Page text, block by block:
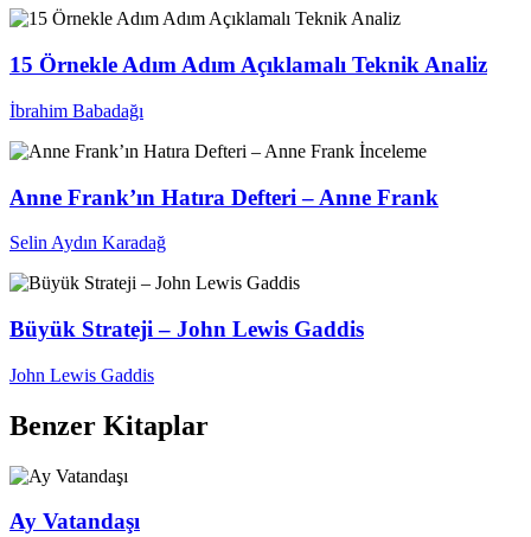
15 Örnekle Adım Adım Açıklamalı Teknik Analiz
İbrahim Babadağı
İnceleme
Anne Frank’ın Hatıra Defteri – Anne Frank
Selin Aydın Karadağ
Büyük Strateji – John Lewis Gaddis
John Lewis Gaddis
Benzer Kitaplar
Ay Vatandaşı